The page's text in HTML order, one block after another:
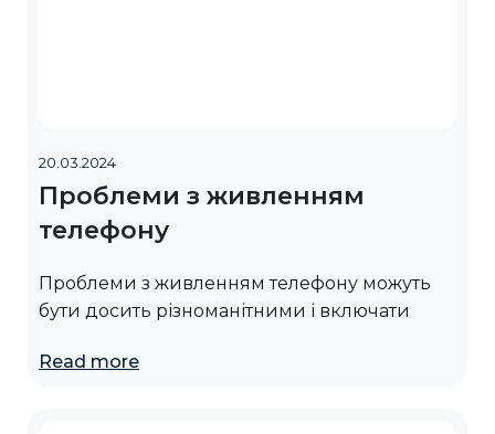
20.03.2024
Проблеми з живленням
телефону
Проблеми з живленням телефону можуть
бути досить різноманітними і включати
Read more